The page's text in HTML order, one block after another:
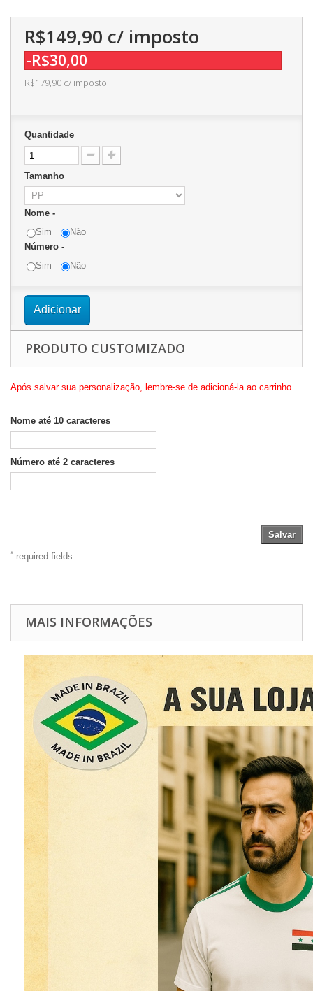
R$149,90 c/ imposto
-R$30,00
R$179,90c/ imposto
Quantidade
Tamanho
Nome -
Sim
Não
Número -
Sim
Não
Adicionar
PRODUTO CUSTOMIZADO
Após salvar sua personalização, lembre-se de adicioná-la ao carrinho.
Nome até 10 caracteres
Número até 2 caracteres
Salvar
* required fields
MAIS INFORMAÇÕES